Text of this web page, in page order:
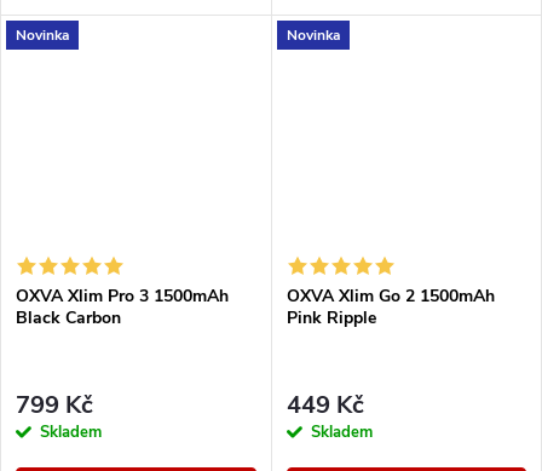
extrémně rychlým nabíjením a
1500mAh baterií.
extrémně rychlým nabíjením a
1500mAh baterií.
Novinka
OXVA Xlim Pro 3 1500mAh
Black Carbon
799 Kč
Skladem
Novinka
OXVA Xlim Go 2 1500mAh
Pink Ripple
449 Kč
Skladem